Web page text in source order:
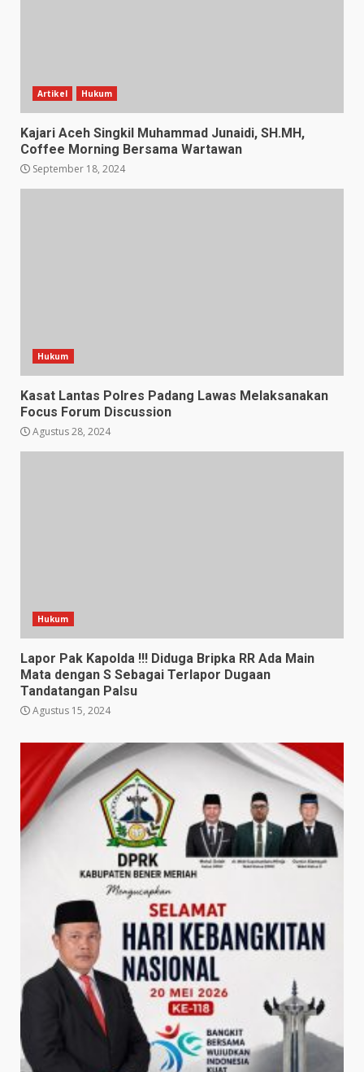
Artikel Hukum
Kajari Aceh Singkil Muhammad Junaidi, SH.MH,
Coffee Morning Bersama Wartawan
September 18, 2024
Hukum
Kasat Lantas Polres Padang Lawas Melaksanakan
Focus Forum Discussion
Agustus 28, 2024
Hukum
Lapor Pak Kapolda !!! Diduga Bripka RR Ada Main
Mata dengan S Sebagai Terlapor Dugaan
Tandatangan Palsu
Agustus 15, 2024